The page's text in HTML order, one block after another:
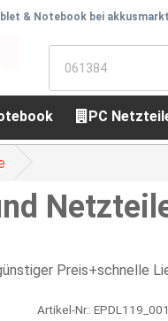
& Notebook bei
PC
Preis+schnelle
Artikel-Nr.: EPDL119_001